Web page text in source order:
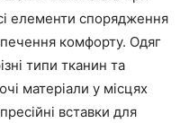
елементи спорядження
комфорту. Одяг
типи тканин та
матеріали у місцях
вставки для